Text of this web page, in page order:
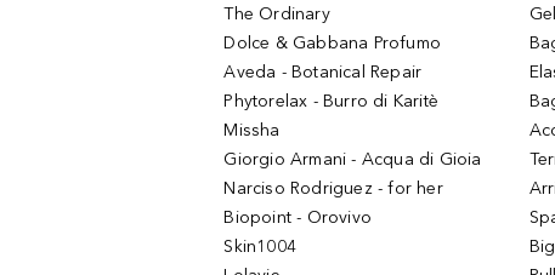
The Ordinary
Dolce & Gabbana Profumo
Aveda - Botanical Repair
Phytorelax - Burro di Karitè
Missha
Giorgio Armani - Acqua di Gioia
Narciso Rodriguez - for her
Biopoint - Orovivo
Skin1004